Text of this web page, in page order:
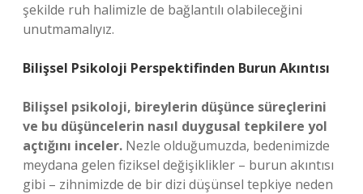
şekilde ruh halimizle de bağlantılı olabileceğini
unutmamalıyız.
Bilişsel Psikoloji Perspektifinden Burun Akıntısı
Bilişsel psikoloji, bireylerin düşünce süreçlerini
ve bu düşüncelerin nasıl duygusal tepkilere yol
açtığını inceler. Nezle olduğumuzda, bedenimizde
meydana gelen fiziksel değişiklikler – burun akıntısı
gibi – zihnimizde de bir dizi düşünsel tepkiye neden